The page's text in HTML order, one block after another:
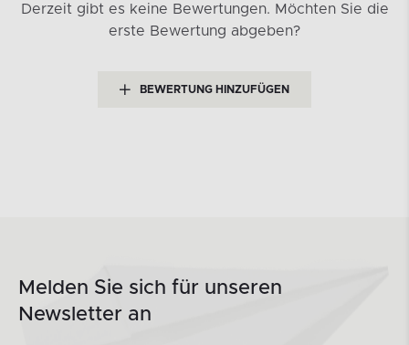
Derzeit gibt es keine Bewertungen. Möchten Sie die
erste Bewertung abgeben?
BEWERTUNG HINZUFÜGEN
Melden Sie sich für unseren
Newsletter an